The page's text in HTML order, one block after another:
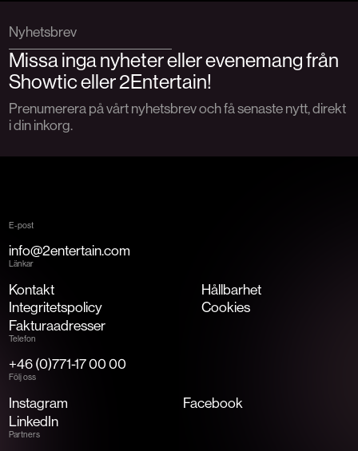
Nyhetsbrev
Missa inga nyheter eller evenemang från
Showtic eller 2Entertain!
Prenumerera på vårt nyhetsbrev och få senaste nytt, direkt
i din inkorg.
E-post
info@2entertain.com
Länkar
Kontakt
Hållbarhet
Integritetspolicy
Cookies
Fakturaadresser
Telefon
+46 (0)771-17 00 00
Följ oss
Instagram
Facebook
LinkedIn
Partners